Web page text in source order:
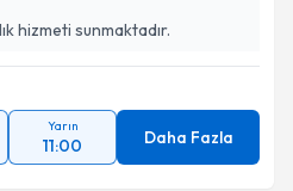
hizmeti sunmaktadır.
Yarın
11:00 Daha Fazla